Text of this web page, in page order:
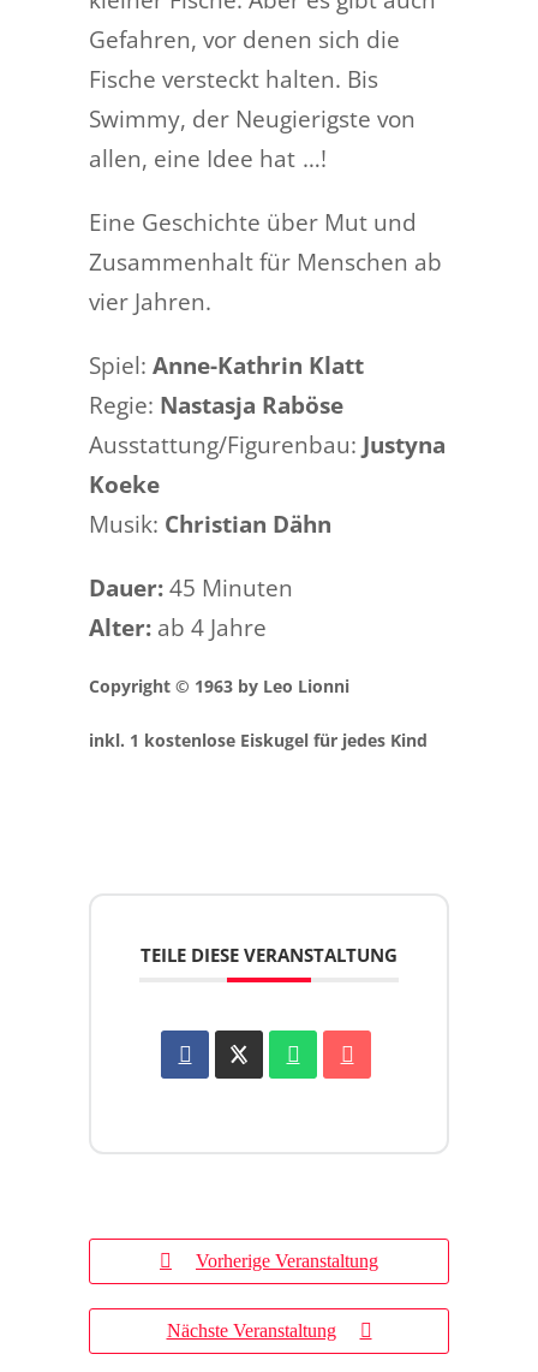
Gefahren, vor denen sich die
Fische versteckt halten. Bis
Swimmy, der Neugierigste von
allen, eine Idee hat …!
Eine Geschichte über Mut und
Zusammenhalt für Menschen ab
vier Jahren.
Spiel: Anne-Kathrin Klatt
Regie: Nastasja Raböse
Ausstattung/Figurenbau: Justyna
Koeke
Musik: Christian Dähn
Dauer: 45 Minuten
Alter: ab 4 Jahre
Copyright © 1963 by Leo Lionni
inkl. 1 kostenlose Eiskugel für jedes Kind
TEILE DIESE VERANSTALTUNG
Vorherige Veranstaltung
Nächste Veranstaltung